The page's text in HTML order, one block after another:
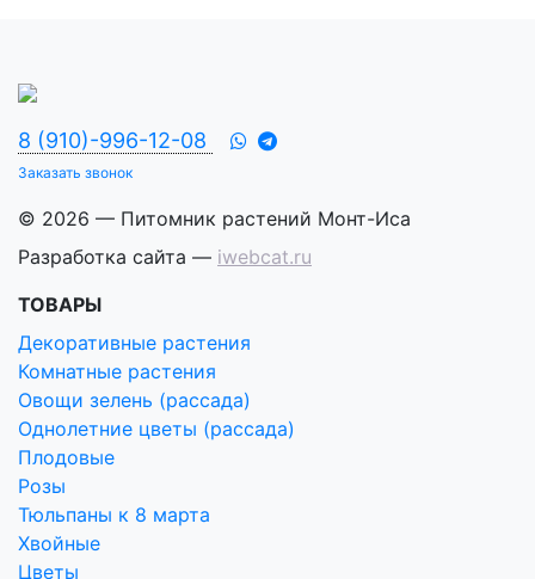
8 (910)-996-12-08
Заказать звонок
© 2026 — Питомник растений Монт-Иса
Разработка сайта — iwebcat.ru
ТОВАРЫ
Декоративные растения
Комнатные растения
Овощи зелень (рассада)
Однолетние цветы (рассада)
Плодовые
Розы
Тюльпаны к 8 марта
Хвойные
Цветы